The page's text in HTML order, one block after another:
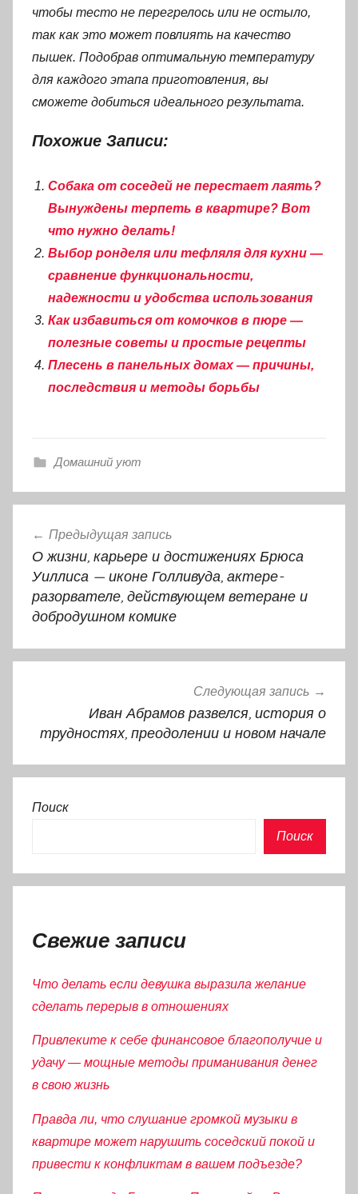
чтобы тесто не перегрелось или не остыло,
так как это может повлиять на качество
пышек. Подобрав оптимальную температуру
для каждого этапа приготовления, вы
сможете добиться идеального результата.
Похожие Записи:
Собака от соседей не перестает лаять?
Вынуждены терпеть в квартире? Вот
что нужно делать!
Выбор ронделя или тефляля для кухни —
сравнение функциональности,
надежности и удобства использования
Как избавиться от комочков в пюре —
полезные советы и простые рецепты
Плесень в панельных домах — причины,
последствия и методы борьбы
Домашний уют
по
записям
Предыдущая запись
О жизни, карьере и достижениях Брюса
Уиллиса — иконе Голливуда, актере-
разорвателе, действующем ветеране и
добродушном комике
Следующая запись
Иван Абрамов развелся, история о
трудностях, преодолении и новом начале
Поиск
Поиск
Свежие записи
Что делать если девушка выразила желание
сделать перерыв в отношениях
Привлеките к себе финансовое благополучие и
удачу — мощные методы приманивания денег
в свою жизнь
Правда ли, что слушание громкой музыки в
квартире может нарушить соседский покой и
привести к конфликтам в вашем подъезде?